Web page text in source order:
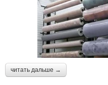
читать дальше →